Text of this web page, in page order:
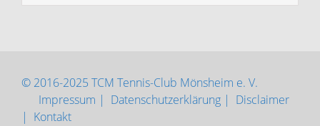
© 2016-2025 TCM Tennis-Club Mönsheim e. V.
Impressum | Datenschutzerklärung | Disclaimer
| Kontakt